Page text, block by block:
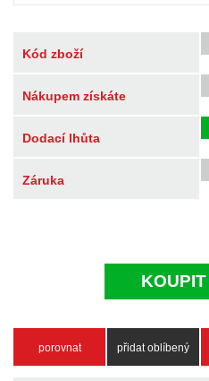
Kód zboží
Nákupem získáte
Dodací lhůta
Záruka
KOUPIT
porovnat přidat oblíbený